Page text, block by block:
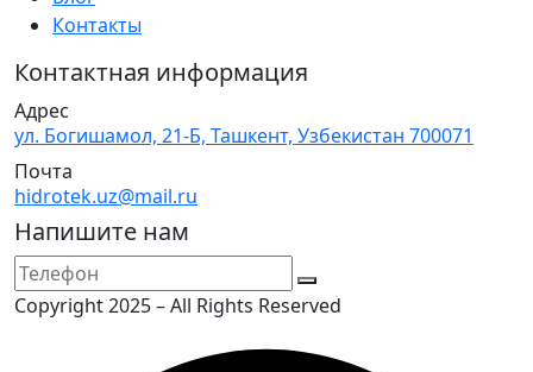
Контакты
Контактная информация
Адрес
ул. Богишамол, 21-Б, Ташкент, Узбекистан 700071
Почта
hidrotek.uz@mail.ru
Напишите нам
Copyright 2025 – All Rights Reserved